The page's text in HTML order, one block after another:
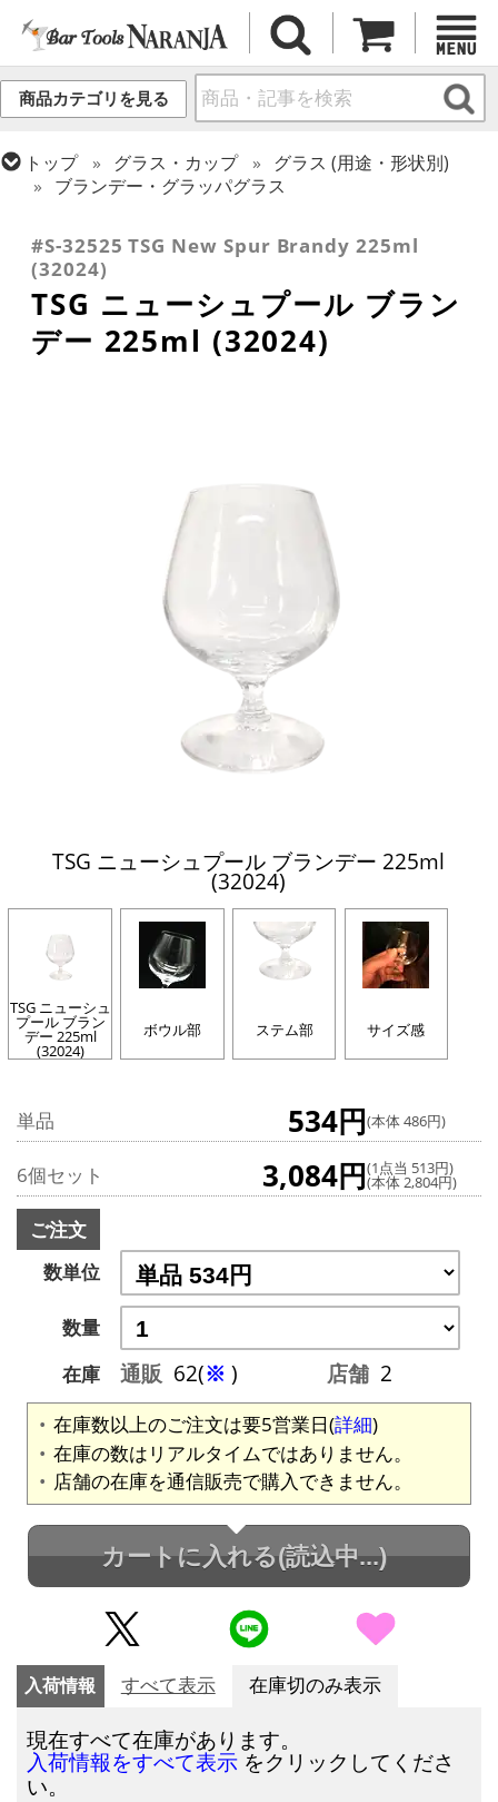
商品カテゴリを見る
トップ グラス・カップ
グラス (用途・形状別)
ブランデー・グラッパグラス
東洋佐々木ガラス
#S-32525 TSG New Spur Brandy 225ml
(32024)
TSG ニューシュプール ブラン
デー 225ml (32024)
TSG ニューシュプール ブランデー 225ml
(32024)
TSG ニューシュ
プール ブラン
デー 225ml
(32024)
ボウル部 ステム部 サイズ感
単品 534円(本体 486円)
6個セット 3,084円(1点当 513円)
(本体 2,804円)
ご注文
数単位
数量
在庫
通販 62(※ ) 店舗 2
在庫数以上のご注文は要5営業日(詳細)
在庫の数はリアルタイムではありません。
店舗の在庫を通信販売で購入できません。
カートに入れる(読込中...)
入荷情報 すべて表示 在庫切のみ表示
現在すべて在庫があります。
入荷情報をすべて表示 をクリックしてくださ
い。